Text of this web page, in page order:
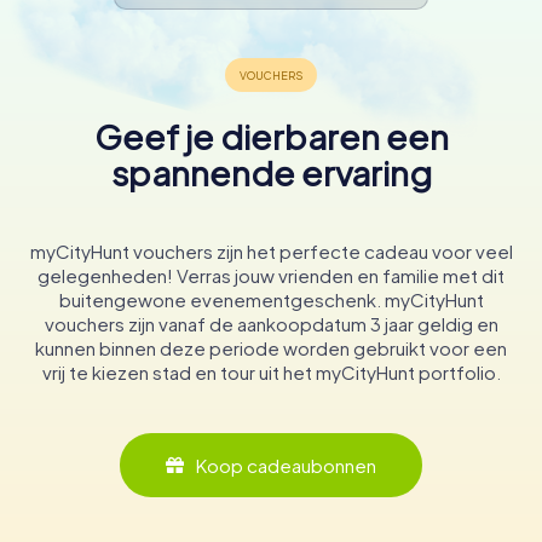
Geef je dierbaren een
spannende ervaring
myCityHunt vouchers zijn het perfecte cadeau voor veel
gelegenheden! Verras jouw vrienden en familie met dit
buitengewone evenementgeschenk. myCityHunt
vouchers zijn vanaf de aankoopdatum 3 jaar geldig en
kunnen binnen deze periode worden gebruikt voor een
vrij te kiezen stad en tour uit het myCityHunt portfolio.
Koop cadeaubonnen